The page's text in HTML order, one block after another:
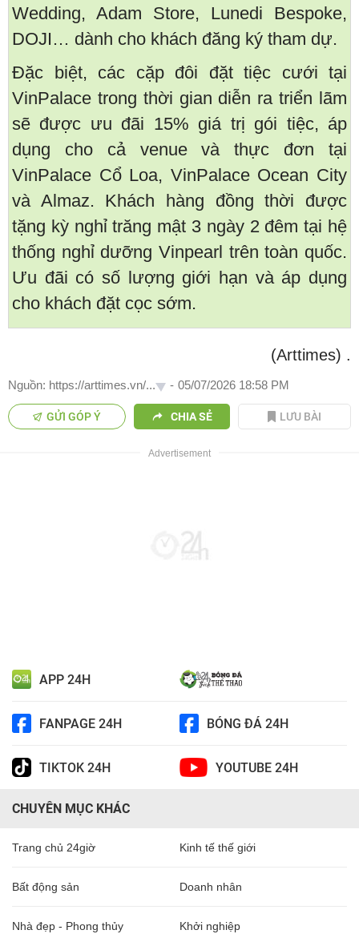
Wedding, Adam Store, Lunedi Bespoke,
DOJI… dành cho khách đăng ký tham dự.
Đặc biệt, các cặp đôi đặt tiệc cưới tại
VinPalace trong thời gian diễn ra triển lãm
sẽ được ưu đãi 15% giá trị gói tiệc, áp
dụng cho cả venue và thực đơn tại
VinPalace Cổ Loa, VinPalace Ocean City
và Almaz. Khách hàng đồng thời được
tặng kỳ nghỉ trăng mật 3 ngày 2 đêm tại hệ
thống nghỉ dưỡng Vinpearl trên toàn quốc.
Ưu đãi có số lượng giới hạn và áp dụng
cho khách đặt cọc sớm.
(Arttimes) .
Nguồn: https://arttimes.vn/... - 05/07/2026 18:58 PM
GỬI GÓP Ý CHIA SẺ LƯU BÀI
APP 24H
FANPAGE 24H BÓNG ĐÁ 24H
TIKTOK 24H YOUTUBE 24H
CHUYÊN MỤC KHÁC
Trang chủ 24giờ Kinh tế thế giới
Bất động sản Doanh nhân
Nhà đẹp - Phong thủy Khởi nghiệp